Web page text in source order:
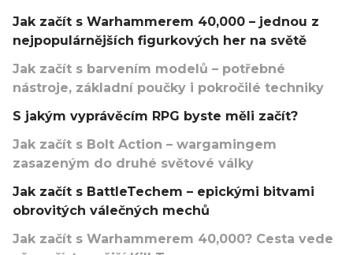
Jak začít s Warhammerem 40,000 – jednou z
nejpopulárnějších figurkových her na světě
Jak začít s barvením modelů – potřebné
nástroje, základní poučky i pokročilé techniky
S jakým vyprávěcím RPG byste měli začít?
Jak začít s Bolt Action – wargamingem
zasazeným do druhé světové války
Jak začít s BattleTechem – epickými bitvami
obrovitých válečných mechů
Jak začít s Warhammerem 40,000? Cesta vede